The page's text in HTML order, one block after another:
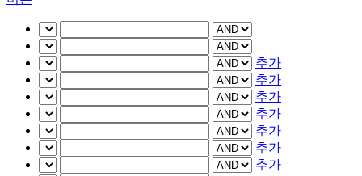
추가
추가
추가
추가
추가
추가
추가